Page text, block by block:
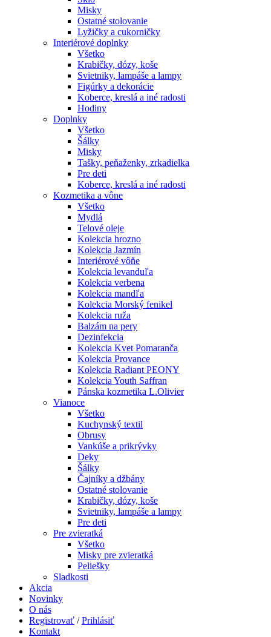
Misky
Ostatné stolovanie
Lyžičky a cukorničky
Interiérové doplnky
Všetko
Krabičky, dózy, koše
Svietniky, lampáše a lampy
Figúrky a dekorácie
Koberce, kreslá a iné radosti
Hodiny
Doplnky
Všetko
Šálky
Misky
Tašky, peňaženky, zrkadielka
Pre deti
Koberce, kreslá a iné radosti
Kozmetika a vône
Všetko
Mydlá
Telové oleje
Kolekcia hrozno
Kolekcia Jazmín
Interiérové vôňe
Kolekcia levanduľa
Kolekcia verbena
Kolekcia mandľa
Kolekcia Morský fenikel
Kolekcia ruža
Balzám na pery
Dezinfekcia
Kolekcia Kvet Pomaranča
Kolekcia Provance
Kolekcia Radiant PEONY
Kolekcia Youth Saffran
Pánska kozmetika L.Olivier
Vianoce
Všetko
Kuchynský textil
Obrusy
Vankúše a prikrývky
Deky
Šálky
Čajníky a džbány
Ostatné stolovanie
Krabičky, dózy, koše
Svietniky, lampáše a lampy
Pre deti
Pre zvieratká
Všetko
Misky pre zvieratká
Peliešky
Sladkosti
Akcia
Novinky
O nás
Registrovať / Prihlásiť
Kontakt